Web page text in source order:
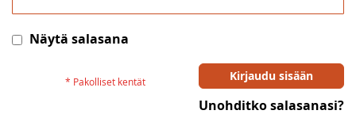
Näytä salasana
Kirjaudu sisään
Unohditko salasanasi?